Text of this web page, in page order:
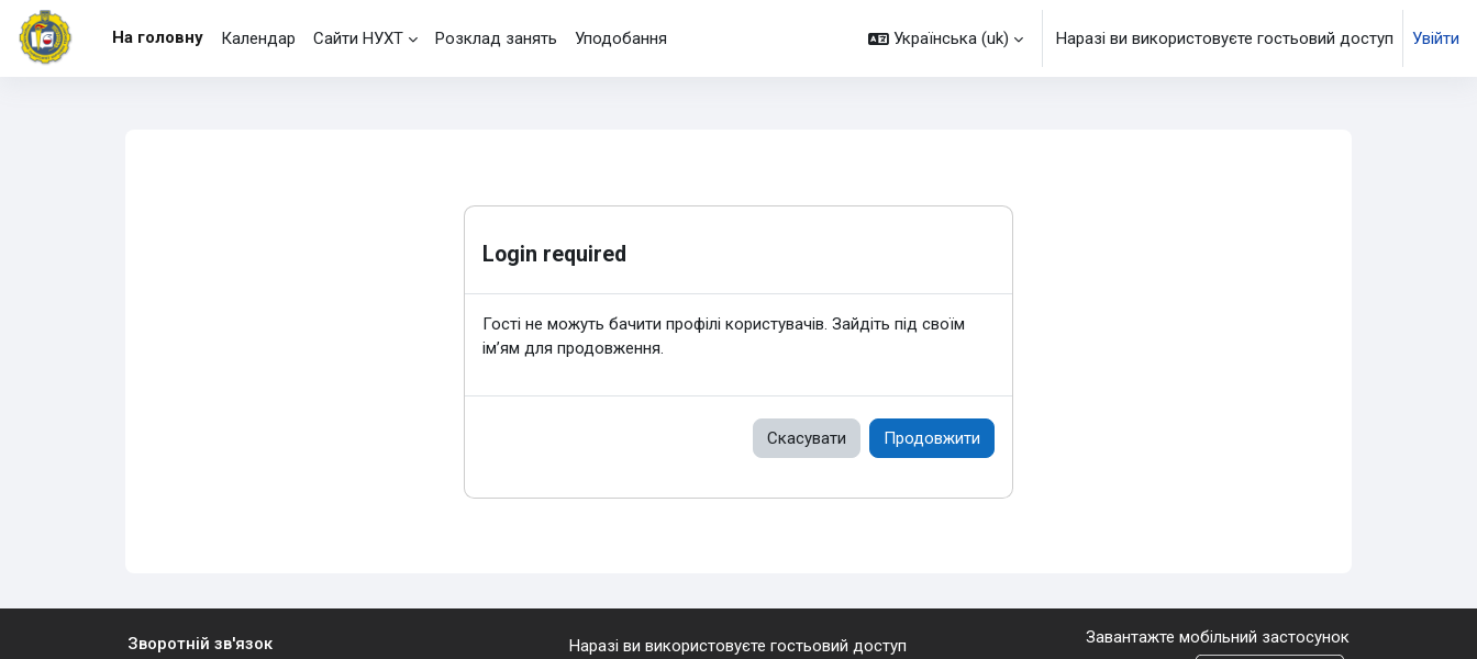
Перейти до головного вмісту
На головну
Календар Сайти НУХТ Розклад занять Уподобання Українська ‎(uk)‎ Наразі ви використовуєте гостьовий доступ Увійти
Login required
Гості не можуть бачити профілі користувачів. Зайдіть під своїм
ім’ям для продовження.
Скасувати Продовжити
Зворотній зв'язок
Наразі ви використовуєте гостьовий доступ
Завантажте мобільний застосунок